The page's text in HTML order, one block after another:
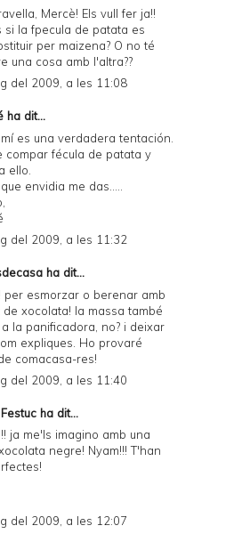
Mercè! Els vull fer ja!!
si la fpecula de patata es
per maizena? O no té
una cosa amb l'altra??
del 2009, a les 11:08
ha dit...
es una verdadera tentación.
compar fécula de patata y
ello.
envidia me das.....
del 2009, a les 11:32
ha dit...
per esmorzar o berenar amb
de xocolata! la massa també
la panificadora, no? i deixar
expliques. Ho provaré
comacasa-res!
del 2009, a les 11:40
ha dit...
ja me'ls imagino amb una
negre! Nyam!!! T'han
del 2009, a les 12:07